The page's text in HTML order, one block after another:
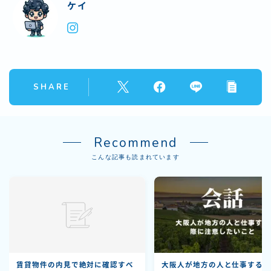
ケイ
SHARE
Recommend
こんな記事も読まれています
賃貸物件の内見で絶対に確認すべ 大阪人が地方の人と仕事する